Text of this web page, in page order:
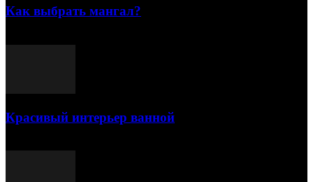
Как выбрать мангал?
Красивый интерьер ванной